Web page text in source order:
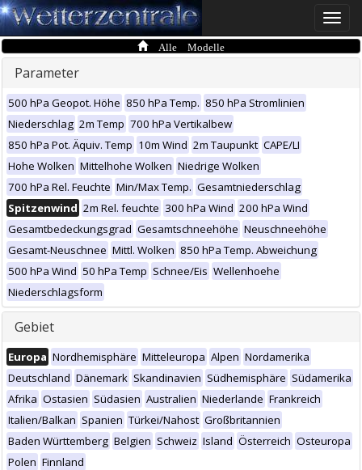
Toggle
Alle Modelle
Parameter
500 hPa Geopot. Höhe 850 hPa Temp. 850 hPa Stromlinien
Niederschlag 2m Temp 700 hPa Vertikalbew
850 hPa Pot. Äquiv. Temp 10m Wind 2m Taupunkt CAPE/LI
Hohe Wolken Mittelhohe Wolken Niedrige Wolken
700 hPa Rel. Feuchte Min/Max Temp. Gesamtniederschlag
Spitzenwind 2m Rel. feuchte 300 hPa Wind 200 hPa Wind
Gesamtbedeckungsgrad Gesamtschneehöhe Neuschneehöhe
Gesamt-Neuschnee Mittl. Wolken 850 hPa Temp. Abweichung
500 hPa Wind 50 hPa Temp Schnee/Eis Wellenhoehe
Niederschlagsform
Gebiet
Europa Nordhemisphäre Mitteleuropa Alpen Nordamerika
Deutschland Dänemark Skandinavien Südhemisphäre Südamerika
Afrika Ostasien Südasien Australien Niederlande Frankreich
Italien/Balkan Spanien Türkei/Nahost Großbritannien
Baden Württemberg Belgien Schweiz Island Österreich Osteuropa
Polen Finnland